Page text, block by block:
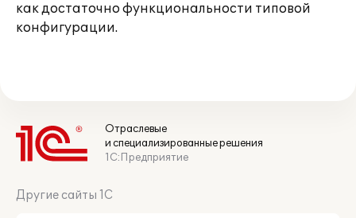
как достаточно функциональности типовой
конфигурации.
Отраслевые
и специализированные решения
1С:Предприятие
Другие сайты 1С